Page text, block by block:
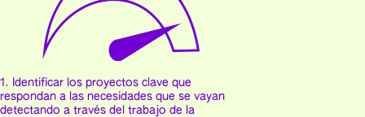
1. Identificar los proyectos clave que
respondan a las necesidades que se vayan
detectando a través del trabajo de la